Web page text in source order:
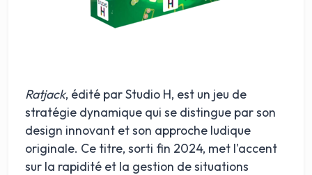
Ratjack, édité par Studio H, est un jeu de
stratégie dynamique qui se distingue par son
design innovant et son approche ludique
originale. Ce titre, sorti fin 2024, met l'accent
sur la rapidité et la gestion de situations